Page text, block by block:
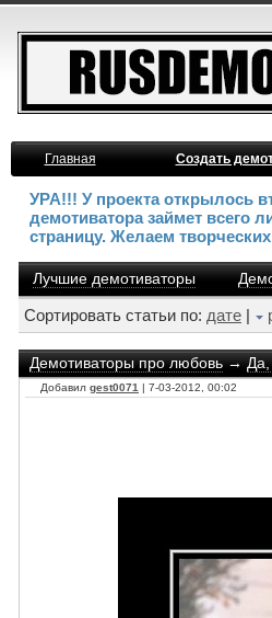
Главная
Создать
УРА!!! У проекта открылось
демотиватора займет всего
страницу. Желаем
Лучшие демотиваторы
Сортировать статьи по: дате |
Демотиваторы про любовь→Да,
Добавил gest0071 | 7-03-2012, 00:02